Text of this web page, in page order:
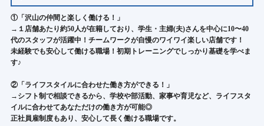
①「沢山の仲間と楽しく働ける！」
→１店舗あたり約50人が在籍しており、学生・主婦(夫)さんを中心に10〜40
代のスタッフが活躍中！チームワークが自慢のワイワイ楽しい店舗です！
未経験でも安心して働ける職場！初期トレーニングでしっかり基礎を学べま
す♪
②「ライフスタイルに合わせた働き方ができる！」
→シフト制で相談できるから、学校や部活動、家事や育児など、ライフスタ
イルに合わせてあなただけの働き方が可能◎
正社員雇制度もあり、安心して長く働ける職場です。